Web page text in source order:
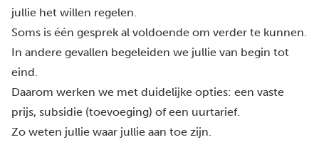
jullie het willen regelen.
Soms is één gesprek al voldoende om verder te kunnen.
In andere gevallen begeleiden we jullie van begin tot
eind.
Daarom werken we met duidelijke opties: een vaste
prijs, subsidie (toevoeging) of een uurtarief.
Zo weten jullie waar jullie aan toe zijn.